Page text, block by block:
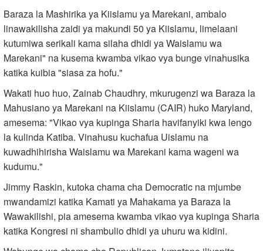
Baraza la Mashirika ya Kiislamu ya Marekani, ambalo
linawakilisha zaidi ya makundi 50 ya Kiislamu, limelaani
kutumiwa serikali kama silaha dhidi ya Waislamu wa
Marekani" na kusema kwamba vikao vya bunge vinahusika
katika kuibia "siasa za hofu."
Wakati huo huo, Zainab Chaudhry, mkurugenzi wa Baraza la
Mahusiano ya Marekani na Kiislamu (CAIR) huko Maryland,
amesema: "Vikao vya kupinga Sharia havifanyiki kwa lengo
la kulinda Katiba. Vinahusu kuchafua Uislamu na
kuwadhihirisha Waislamu wa Marekani kama wageni wa
kudumu."
Jimmy Raskin, kutoka chama cha Democratic na mjumbe
mwandamizi katika Kamati ya Mahakama ya Baraza la
Wawakilishi, pia amesema kwamba vikao vya kupinga Sharia
katika Kongresi ni shambulio dhidi ya uhuru wa kidini.